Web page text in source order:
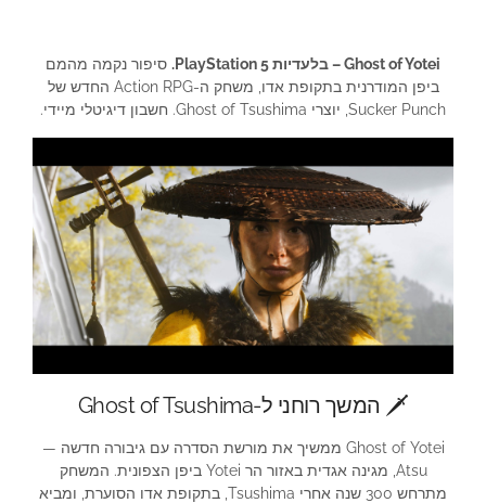
Ghost of Yotei – בלעדיות PlayStation 5.
סיפור נקמה מהמם
ביפן המודרנית בתקופת אדו, משחק ה-Action RPG החדש של
Sucker Punch, יוצרי Ghost of Tsushima. חשבון דיגיטלי מיידי.
🗡️ המשך רוחני ל-Ghost of Tsushima
Ghost of Yotei ממשיך את מורשת הסדרה עם גיבורה חדשה —
Atsu, מגינה אגדית באזור הר Yotei ביפן הצפונית. המשחק
מתרחש 300 שנה אחרי Tsushima, בתקופת אדו הסוערת, ומביא